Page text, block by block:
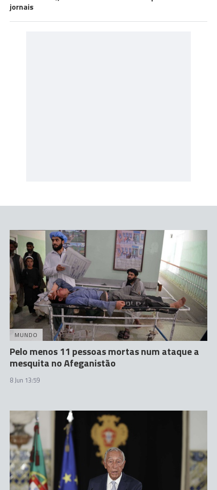
jornais
MUNDO
Pelo menos 11 pessoas mortas num ataque a
mesquita no Afeganistão
8 Jun 13:59